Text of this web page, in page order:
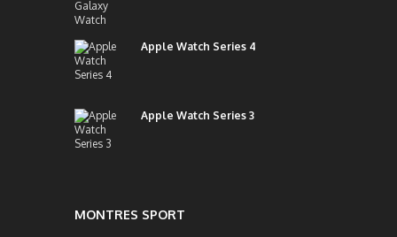
Apple Watch Series 4
Apple Watch Series 3
MONTRES SPORT